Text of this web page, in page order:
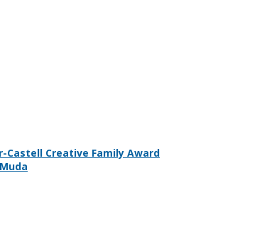
Castell Creative Family Award